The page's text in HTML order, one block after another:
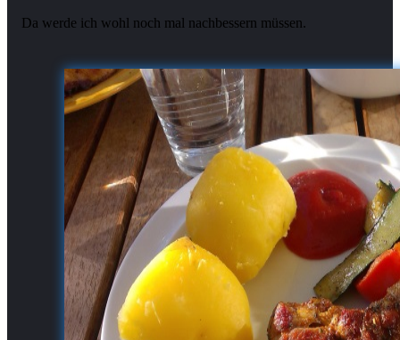
Da werde ich wohl noch mal nachbessern müssen.